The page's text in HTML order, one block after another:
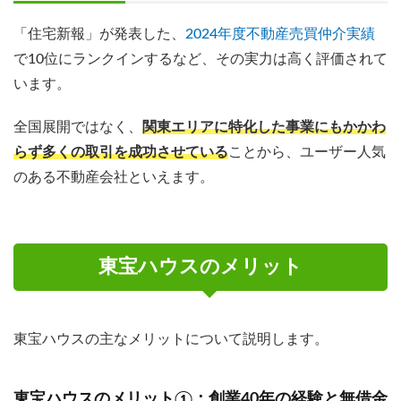
「住宅新報」が発表した、 2024年度不動産売買仲介実績
で10位にランクインするなど、その実力は高く評価されて
います。
全国展開ではなく、 関東エリアに特化した事業にもかかわ
らず多くの取引を成功させていることから、ユーザー人気
のある不動産会社といえます。
東宝ハウスのメリット
東宝ハウスの主なメリットについて説明します。